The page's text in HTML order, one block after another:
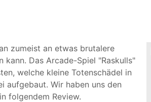
zumeist an etwas brutalere
kann. Das Arcade-Spiel "Raskulls"
welche kleine Totenschädel in
aufgebaut. Wir haben uns den
folgendem Review.